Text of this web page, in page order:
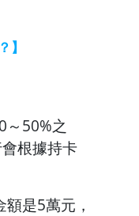
】
～50%之
根據持卡
是5萬元，